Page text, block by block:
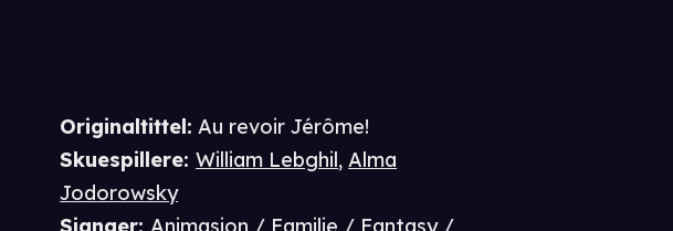
Originaltittel: Au revoir Jérôme!
Skuespillere:William Lebghil,Alma
Jodorowsky